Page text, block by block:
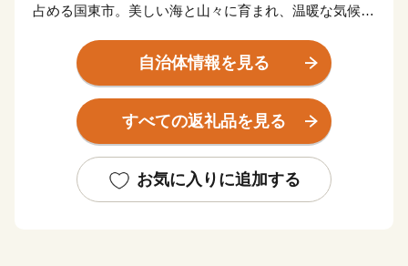
占める国東市。美しい海と山々に育まれ、温暖な気候に
化が発展し、数多く寺院や石仏などが現存することか
ら、「仏の里くにさき」と呼ばれています。そして、や
はり一番の自慢は、半島ならではの豊かな自然が生み出
す、豊富な食材！海の幸・山の幸、あらゆる旬の幸を
～交通アクセス～ 国東市は大分空港を有し、「大分県
自治体情報を見る
すべての返礼品を見る
お気に入りに追加する